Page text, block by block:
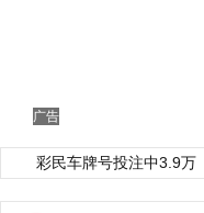
广告
彩民车牌号投注中3.9万